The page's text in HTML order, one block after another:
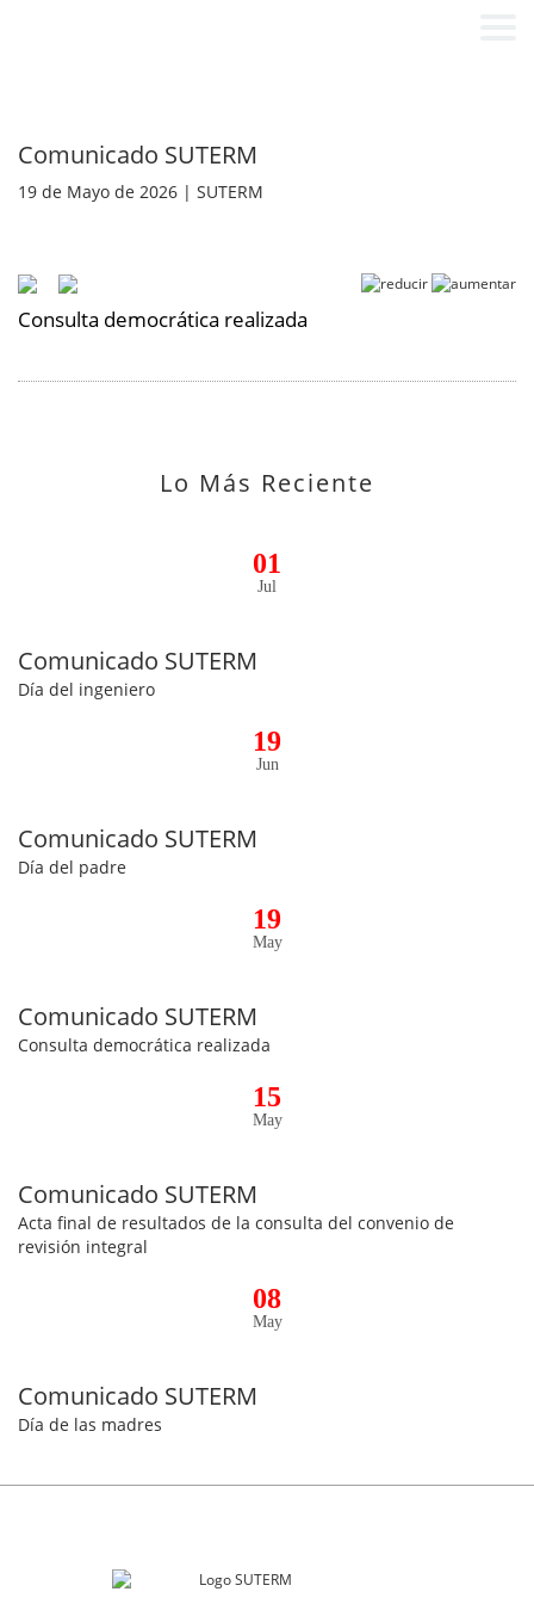
Comunicado SUTERM
19 de Mayo de 2026 | SUTERM
Consulta democrática realizada
Lo Más Reciente
01
Jul
Comunicado SUTERM
Día del ingeniero
19
Jun
Comunicado SUTERM
Día del padre
19
May
Comunicado SUTERM
Consulta democrática realizada
15
May
Comunicado SUTERM
Acta final de resultados de la consulta del convenio de
revisión integral
08
May
Comunicado SUTERM
Día de las madres